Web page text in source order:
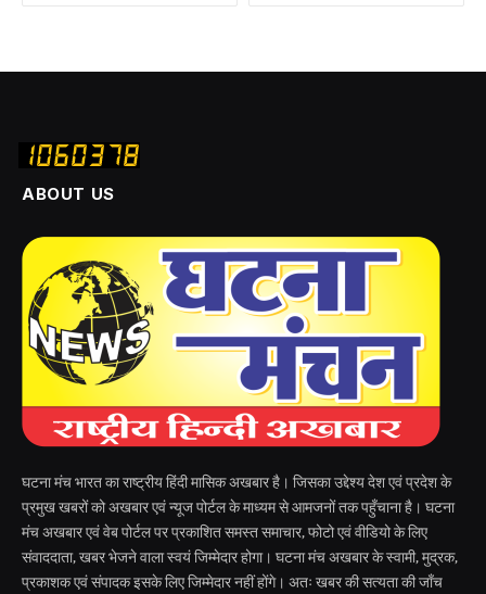
ABOUT US
घटना मंच भारत का राष्ट्रीय हिंदी मासिक अखबार है। जिसका उद्देश्य देश एवं प्रदेश के
प्रमुख खबरों को अखबार एवं न्यूज पोर्टल के माध्यम से आमजनों तक पहुँचाना है। घटना
मंच अखबार एवं वेब पोर्टल पर प्रकाशित समस्त समाचार, फोटो एवं वीडियो के लिए
संवाददाता, खबर भेजने वाला स्वयं जिम्मेदार होगा। घटना मंच अखबार के स्वामी, मुद्रक,
प्रकाशक एवं संपादक इसके लिए जिम्मेदार नहीं होंगे। अतः खबर की सत्यता की जाँच